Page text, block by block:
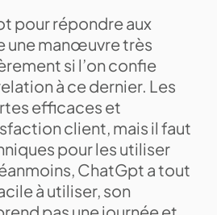
pour répondre aux
une manœuvre très
si l’on confie
à ce dernier. Les
efficaces et
client, mais il faut
pour les utiliser
ChatGpt a tout
à utiliser, son